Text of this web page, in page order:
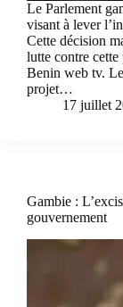
Le Parlement
visant à lever
Cette décision
lutte contre
Benin web tv.
projet…
17 juillet
Gambie :
gouvernement